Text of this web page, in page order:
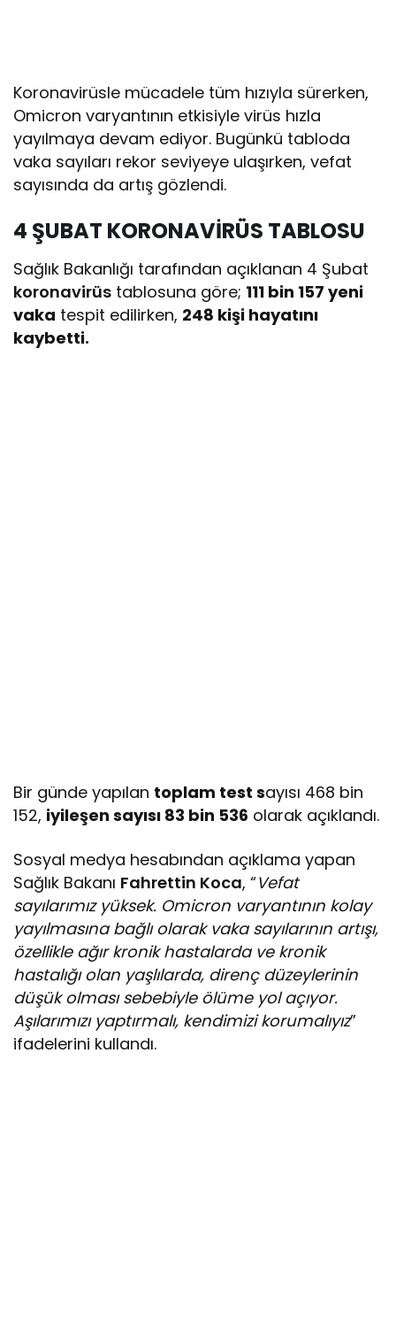
Koronavirüsle mücadele tüm hızıyla sürerken,
Omicron varyantının etkisiyle virüs hızla
yayılmaya devam ediyor. Bugünkü tabloda
vaka sayıları rekor seviyeye ulaşırken, vefat
sayısında da artış gözlendi.
4 ŞUBAT KORONAVİRÜS TABLOSU
Sağlık Bakanlığı tarafından açıklanan 4 Şubat
koronavirüs tablosuna göre; 111 bin 157 yeni
vaka tespit edilirken, 248 kişi hayatını
kaybetti.
Bir günde yapılan toplam test sayısı 468 bin
152, iyileşen sayısı 83 bin 536 olarak açıklandı.
Sosyal medya hesabından açıklama yapan
Sağlık Bakanı Fahrettin Koca, “Vefat
sayılarımız yüksek. Omicron varyantının kolay
yayılmasına bağlı olarak vaka sayılarının artışı,
özellikle ağır kronik hastalarda ve kronik
hastalığı olan yaşlılarda, direnç düzeylerinin
düşük olması sebebiyle ölüme yol açıyor.
Aşılarımızı yaptırmalı, kendimizi korumalıyız”
ifadelerini kullandı.